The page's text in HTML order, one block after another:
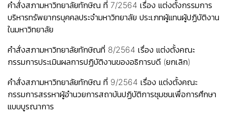
คำสั่งสภามหาวิทยาลัยทักษิณ ที่ 7/2564 เรื่อง แต่งตั้งกรรมการ
บริหารทรัพยากรบุคคลประจำมหาวิทยาลัย ประเภทผู้แทนผู้ปฏิบัติงาน
ในมหาวิทยาลัย
คำสั่งสภามหาวิทยาลัยทักษิณที่ 8/2564 เรื่อง แต่งตั้งคณะ
กรรมการประเมินผลการปฏิบัติงานของอธิการบดี (ยกเลิก)
คำสั่งสภามหาวิทยาลัยทักษิณ ที่ 9/2564 เรื่อง แต่งตั้งคณะ
กรรมการสรรหาผู้อำนวยการสถาบันปฏิบัติการชุมชนเพื่อการศึกษา
แบบบูรณาการ